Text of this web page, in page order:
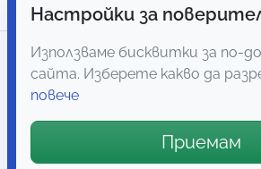
Отзиви 3
Свързани
Настройки за
Използваме бисквитки за по-
сайта. Изберете какво да
повече
Приемам